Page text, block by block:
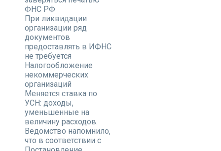
ФНС РФ
При ликвидации
организации ряд
документов
предоставлять в ИФНС
не требуется
Налогообложение
некоммерческих
организаций
Меняется ставка по
УСН: доходы,
уменьшенные на
величину расходов.
Ведомство напомнило,
что в соответствии с